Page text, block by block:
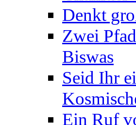
Denkt
Zwei
Biswas
Seid Ihr
Ein Ruf